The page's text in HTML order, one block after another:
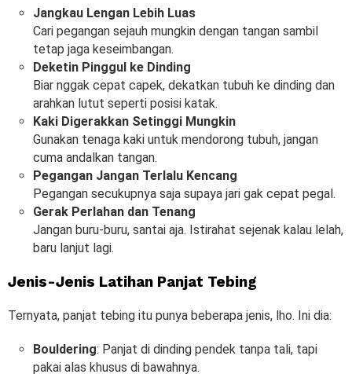
Jangkau Lengan Lebih Luas
Cari pegangan sejauh mungkin dengan tangan sambil
tetap jaga keseimbangan.
Deketin Pinggul ke Dinding
Biar nggak cepat capek, dekatkan tubuh ke dinding dan
arahkan lutut seperti posisi katak.
Kaki Digerakkan Setinggi Mungkin
Gunakan tenaga kaki untuk mendorong tubuh, jangan
cuma andalkan tangan.
Pegangan Jangan Terlalu Kencang
Pegangan secukupnya saja supaya jari gak cepat pegal.
Gerak Perlahan dan Tenang
Jangan buru-buru, santai aja. Istirahat sejenak kalau lelah,
baru lanjut lagi.
Jenis-Jenis Latihan Panjat Tebing
Ternyata, panjat tebing itu punya beberapa jenis, lho. Ini dia:
Bouldering: Panjat di dinding pendek tanpa tali, tapi
pakai alas khusus di bawahnya.